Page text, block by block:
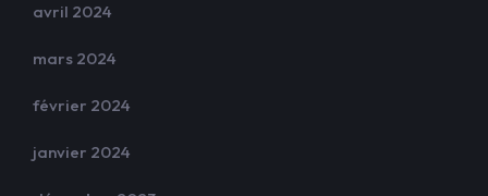
avril 2024
mars 2024
février 2024
janvier 2024